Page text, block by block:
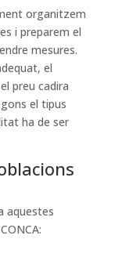
organitzem
i preparem el
mesures.
el
preu cadira
el tipus
ha de ser
aquestes